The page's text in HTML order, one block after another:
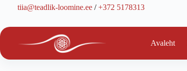
tiia@teadlik-loomine.ee /+372 5178313
Avaleht